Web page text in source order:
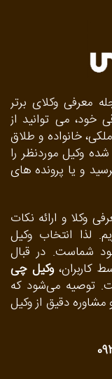
معرفی وکلای برتر
خود، می توانید از
ملکی، خانواده و طلاق
وکیل موردنظر را
و یا پرونده های
وکلا و ارائه نکات
لذا انتخاب وکیل
شماست. در قبال
کاربران،وکیل چی
توصیه می‌شود که
دقیق از وکیل